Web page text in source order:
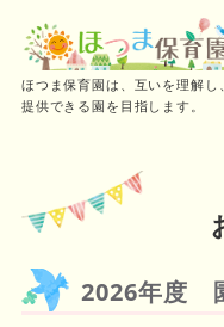
ほつま保育園は、互いを理解
提供できる園を目指します。
保育時間
ご利用の流れ
施設概要・採用情報
2026年度